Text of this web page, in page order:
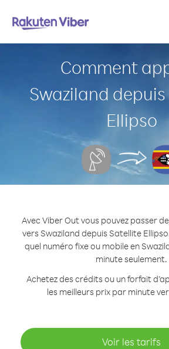
Comment
Swaziland
Ellipso
Avec Viber Out vous pouvez passer
vers Swaziland depuis Satellite
quel numéro fixe ou mobile en
minute seulement.
Achetez des crédits ou un forfait
les meilleurs prix par minute
Voir les tarifs